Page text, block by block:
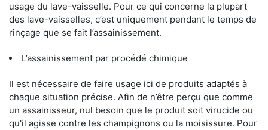
usage du lave-vaisselle. Pour ce qui concerne la plupart
des lave-vaisselles, c’est uniquement pendant le temps de
rinçage que se fait l’assainissement.
L’assainissement par procédé chimique
Il est nécessaire de faire usage ici de produits adaptés à
chaque situation précise. Afin de n’être perçu que comme
un assainisseur, nul besoin que le produit soit virucide ou
qu'il agisse contre les champignons ou la moisissure. Pour